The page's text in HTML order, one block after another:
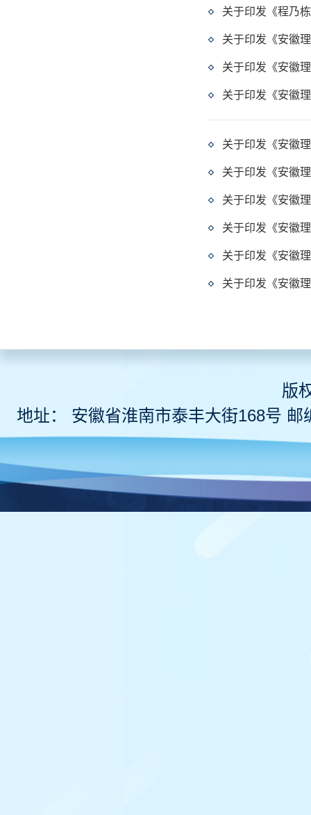
关于印发《程乃
关于印发《安徽
关于印发《安徽
关于印发《安徽
关于印发《安徽
关于印发《安徽
关于印发《安徽
关于印发《安徽
关于印发《安徽
关于印发《安徽
版
地址： 安徽省淮南市泰丰大街168号